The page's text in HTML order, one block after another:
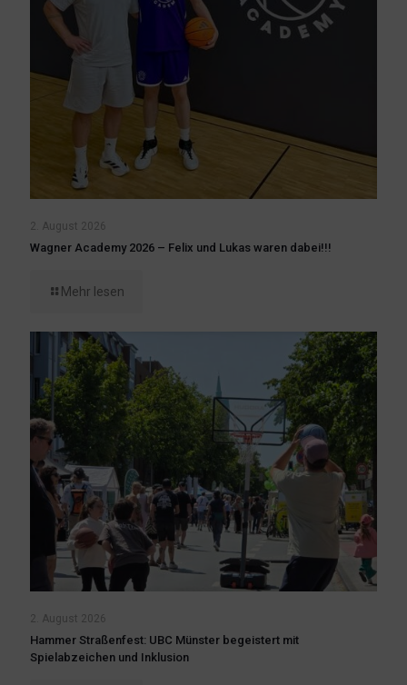
2. August 2026
Wagner Academy 2026 – Felix und Lukas waren dabei!!!
Mehr lesen
2. August 2026
Hammer Straßenfest: UBC Münster begeistert mit
Spielabzeichen und Inklusion